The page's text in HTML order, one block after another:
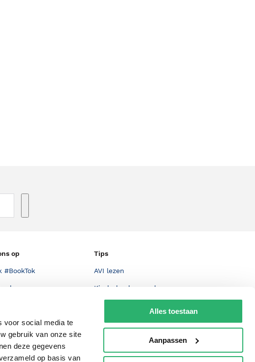
voor social media te
gebruik van onze site
deze gegevens
op basis van
Alles toestaan
Aanpassen
op
#BookTok
Tips
AVI lezen
Kinderboekenweek
De Nationale Voorleesdagen
Wet op de Vaste Boekenprijs